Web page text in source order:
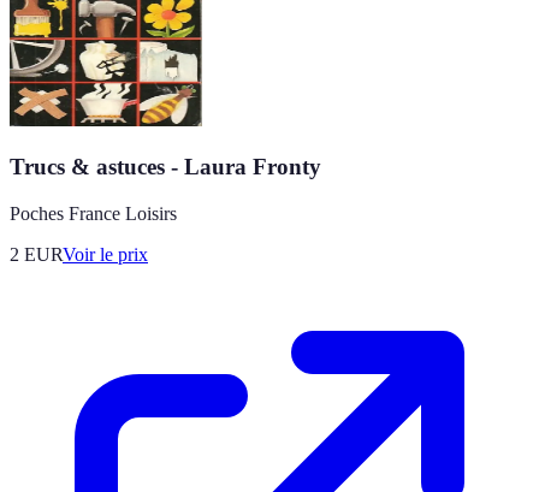
Trucs & astuces - Laura Fronty
Poches France Loisirs
2 EURVoir le prix